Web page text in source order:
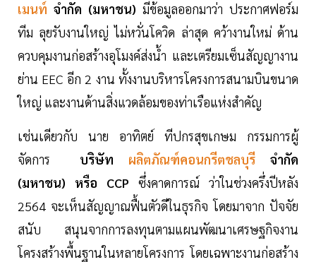
เมนท์ จำกัด (มหาชน) มีข้อมูลออกมาว่า ประกาศฟอร์ม
ทีม ลุยรับงานใหญ่ ไม่หวั่นโควิด ล่าสุด คว้างานใหม่ ด้าน
ควบคุมงานก่อสร้างอุโมงค์ส่งน้ำ และเตรียมเซ็นสัญญางาน
ย่าน EEC อีก 2 งาน ทั้งงานบริหารโครงการสนามบินขนาด
ใหญ่ และงานด้านสิ่งแวดล้อมของท่าเรือแห่งสำคัญ
เช่นเดียวกับ นาย อาทิตย์ ทีปกรสุขเกษม กรรมการผู้
จัดการ บริษัท ผลิตภัณฑ์คอนกรีตชลบุรี จำกัด
(มหาชน) หรือ CCP ซึ่งคาดการณ์ ว่าในช่วงครึ่งปีหลัง
2564 จะเห็นสัญญาณฟื้นตัวดีในธุรกิจ โดยมาจาก ปัจจัย
สนับ สนุนจากการลงทุนตามแผนพัฒนาเศรษฐกิจงาน
โครงสร้างพื้นฐานในหลายโครงการ โดยเฉพาะงานก่อสร้าง